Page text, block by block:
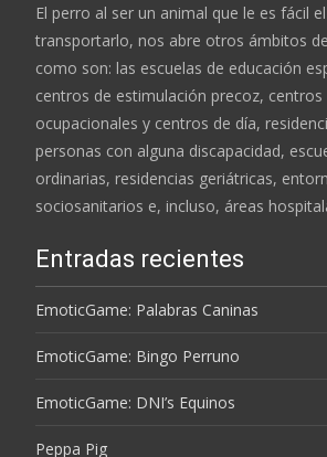
El perro al ser un animal que le es fácil
transportarlo, nos abre otros ámbitos
como son: las escuelas de educación
centros de estimulación precoz, centros
ocupacionales y centros de día,
personas con alguna discapacidad,
ordinarias, residencias geriátricas,
sociosanitarios e, incluso, áreas
Entradas recientes
EmoticGame: Palabras Caninas
EmoticGame: Bingo Perruno
EmoticGame: DNI’s Equinos
Peppa Pig